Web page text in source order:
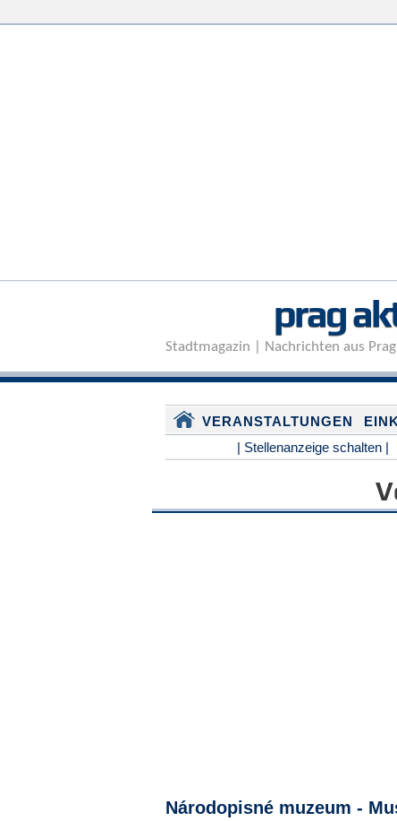
prag
Stadtmagazin | Nachrichten aus
VERANSTALTUNGEN
| Stellenanzeige schalten |
Národopisné muzeum -